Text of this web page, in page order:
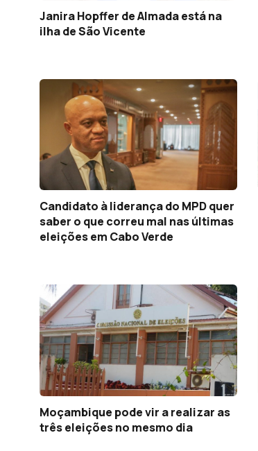
Janira Hopffer de Almada está na
ilha de São Vicente
Candidato à liderança do MPD quer
saber o que correu mal nas últimas
eleições em Cabo Verde
Moçambique pode vir a realizar as
três eleições no mesmo dia